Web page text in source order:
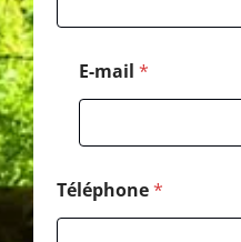
E-mail *
Téléphone*